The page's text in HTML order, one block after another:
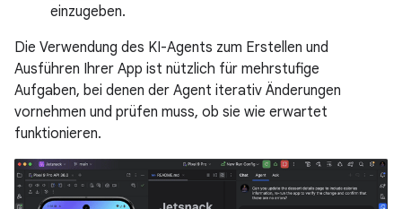
einzugeben.
Die Verwendung des KI-Agents zum Erstellen und
Ausführen Ihrer App ist nützlich für mehrstufige
Aufgaben, bei denen der Agent iterativ Änderungen
vornehmen und prüfen muss, ob sie wie erwartet
funktionieren.